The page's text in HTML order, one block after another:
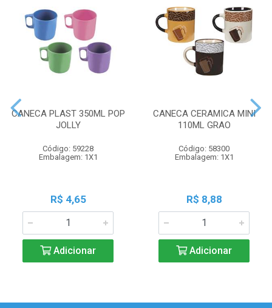
CANECA PLAST 350ML POP
JOLLY
Código: 59228
Embalagem: 1X1
R$ 4,65
Adicionar
CANECA CERAMICA MINI
110ML GRAO
Código: 58300
Embalagem: 1X1
R$ 8,88
Adicionar